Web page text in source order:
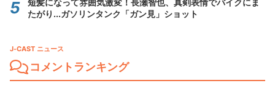
短髪になって雰囲気激変！長瀬智也、真剣表情でバイクにま
たがり...ガソリンタンク「ガン見」ショット
J-CAST ニュース
コメントランキング